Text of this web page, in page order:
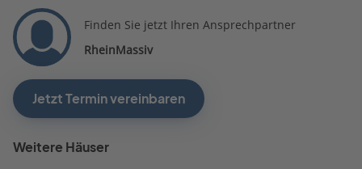
Finden Sie jetzt Ihren Ansprechpartner
RheinMassiv
Jetzt Termin vereinbaren
Weitere Häuser